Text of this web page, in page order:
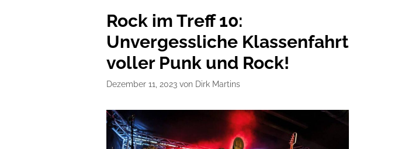
Rock im Treff 10:
Unvergessliche Klassenfahrt
voller Punk und Rock!
Dezember 11, 2023 von Dirk Martins